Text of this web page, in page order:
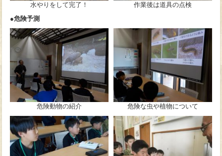
水やりをして完了！
作業後は道具の点検
●危険予測
危険動物の紹介 危険な虫や植物について